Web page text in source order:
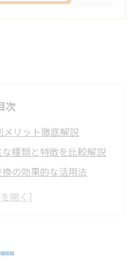
次
リット徹底解説
種類と特徴を比較解説
の効果的な活用法
工法の選び方と注意点
窓リフォームの種類選